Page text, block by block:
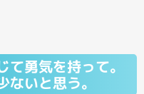
勇気を持って。
いと思う。